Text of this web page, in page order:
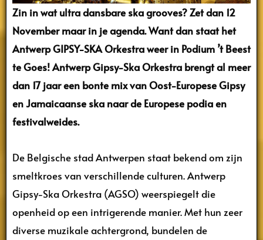
Zin in wat ultra dansbare ska grooves? Zet dan 12
November maar in je agenda. Want dan staat het
Antwerp GIPSY-SKA Orkestra weer in Podium ’t Beest
te Goes! Antwerp Gipsy-Ska Orkestra brengt al meer
dan 17 jaar een bonte mix van Oost-Europese Gipsy
en Jamaicaanse ska naar de Europese podia en
festivalweides.
De Belgische stad Antwerpen staat bekend om zijn
smeltkroes van verschillende culturen. Antwerp
Gipsy-Ska Orkestra (AGSO) weerspiegelt die
openheid op een intrigerende manier. Met hun zeer
diverse muzikale achtergrond, bundelen de